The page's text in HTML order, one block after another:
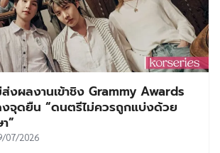
ส่งผลงานเข้าชิง Grammy Awards
จุดยืน “ดนตรีไม่ควรถูกแบ่งด้วย
”
07/2026